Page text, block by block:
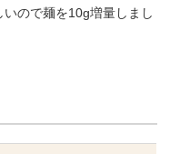
ので麺を10g増量しまし